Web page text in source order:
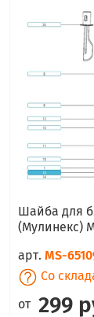
Шайба для
(Мулинекс)
арт.MS-
Со
от 299